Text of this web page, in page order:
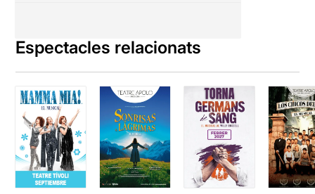
Espectacles relacionats